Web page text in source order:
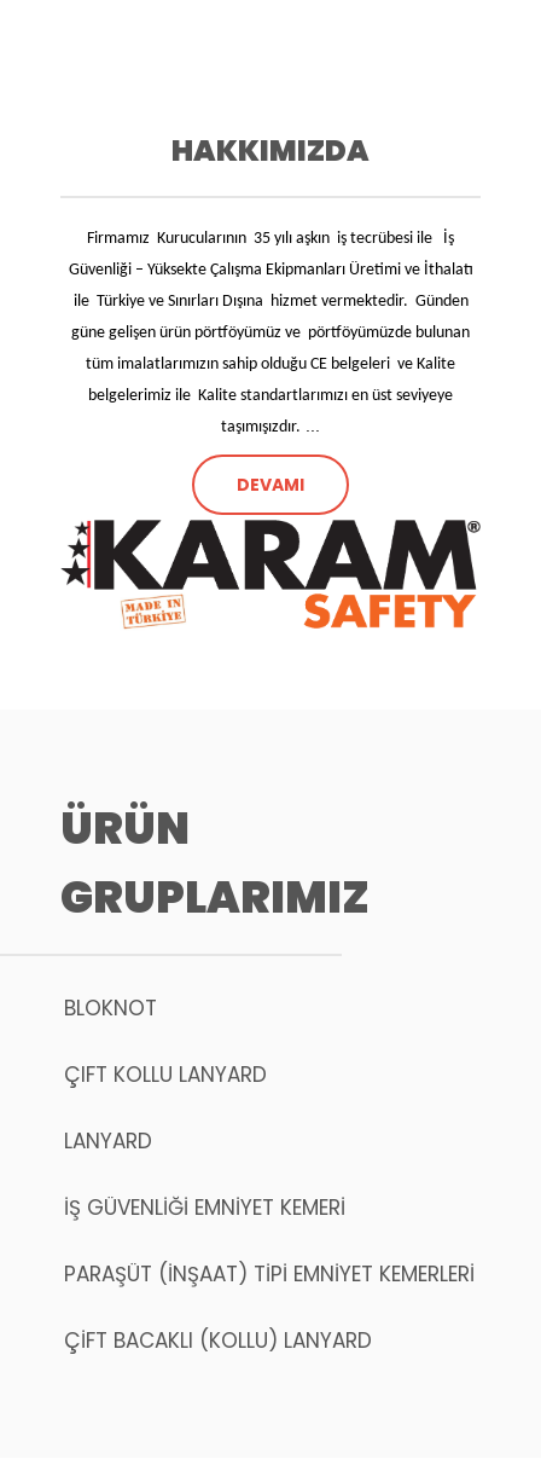
HAKKIMIZDA
Firmamız Kurucularının 35 yılı aşkın iş tecrübesi ile İş
Güvenliği – Yüksekte Çalışma Ekipmanları Üretimi ve İthalatı
ile Türkiye ve Sınırları Dışına hizmet vermektedir. Günden
güne gelişen ürün pörtföyümüz ve pörtföyümüzde bulunan
tüm imalatlarımızın sahip olduğu CE belgeleri ve Kalite
belgelerimiz ile Kalite standartlarımızı en üst seviyeye
taşımışızdır.
DEVAMI
ÜRÜN
GRUPLARIMIZ
BLOKNOT
ÇIFT KOLLU LANYARD
LANYARD
İŞ GÜVENLİĞİ EMNİYET KEMERİ
PARAŞÜT (İNŞAAT) TİPİ EMNİYET KEMERLERİ
ÇİFT BACAKLI (KOLLU) LANYARD